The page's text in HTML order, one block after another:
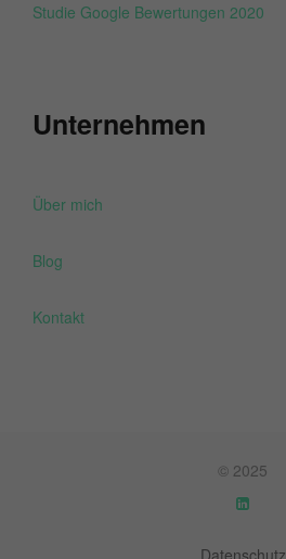
Studie Google Bewertungen 2020
Unternehmen
Über mich
Blog
Kontakt
© 2025
Datenschutz